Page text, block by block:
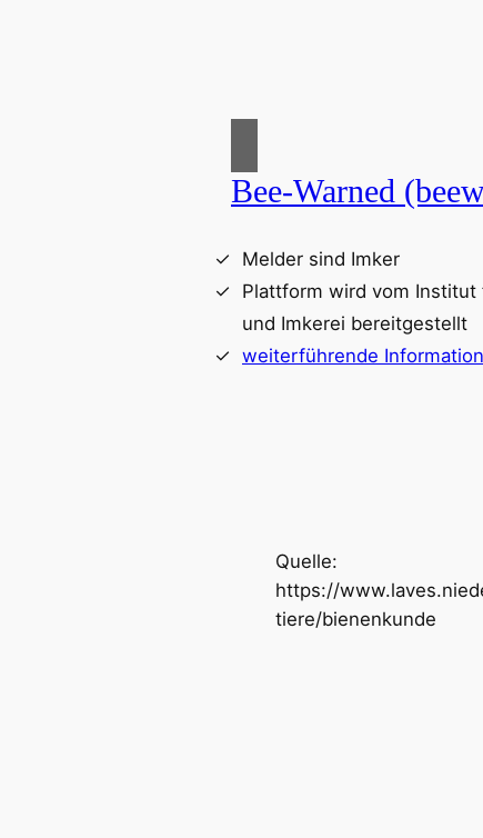
Bee-Warned
Melder sind Imker
Plattform wird vom Institut
und Imkerei bereitgestellt
weiterführende
Quelle:
https://
tiere/bienenkunde